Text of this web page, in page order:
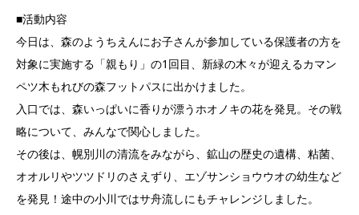
■活動内容
今日は、森のようちえんにお子さんが参加している保護者の方を
対象に実施する「親もり」の1回目、新緑の木々が迎えるカマン
ペツ木もれびの森フットパスに出かけました。
入口では、森いっぱいに香りが漂うホオノキの花を発見。その戦
略について、みんなで関心しました。
その後は、幌別川の清流をみながら、鉱山の歴史の遺構、粘菌、
オオルリやツツドリのさえずり、エゾサンショウウオの幼生など
を発見！途中の小川ではサ舟流しにもチャレンジしました。